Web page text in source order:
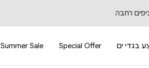
רחבה
בגדי ים Special Offer
Summer Sale